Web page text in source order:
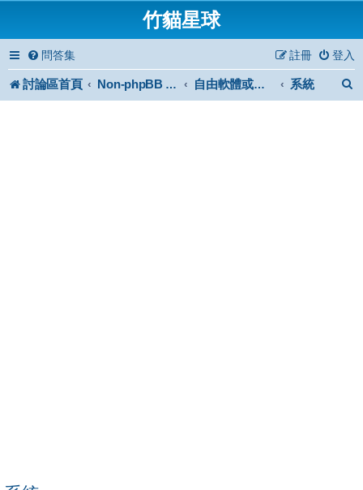
竹貓星球
問答集 登入
註冊
討論區首頁 Non-phpBB specific 自由軟體或免費軟體 系統